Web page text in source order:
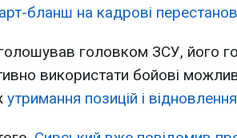
бланш на кадрові
головком ЗСУ, його
використати бойові
утримання позицій і